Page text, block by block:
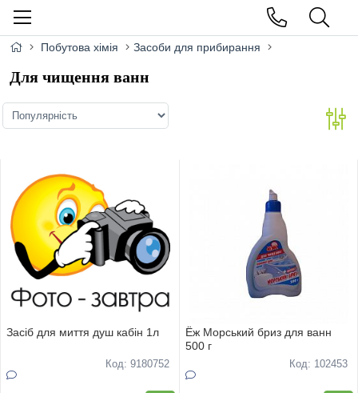
Побутова хімія Засоби для прибирання
Для чищення ванн
Засіб для миття душ кабін 1л
Код: 9180752
Ёж Морський бриз для ванн
500 г
Код: 102453